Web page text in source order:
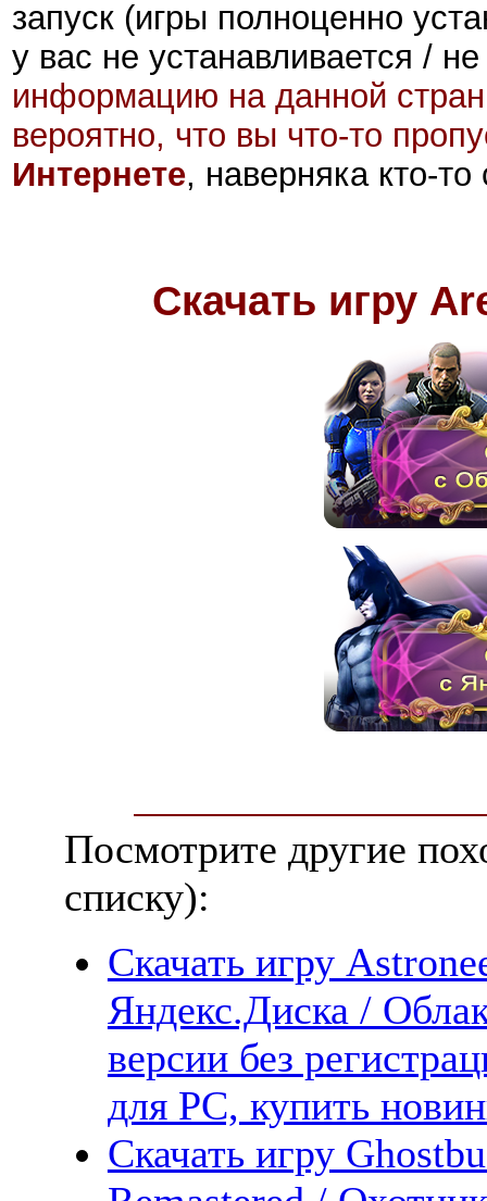
запуск (игры полноценно
у вас не устанавливается /
информацию на данной
вероятно, что вы что-то
Интернете, наверняка кто-
Скачать игру
Посмотрите другие
списку):
Скачать игру
Яндекс.Диска /
версии без
для PC, купить
Скачать игру